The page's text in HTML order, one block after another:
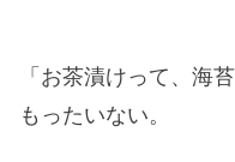
「お茶漬けって、海
もったいない。